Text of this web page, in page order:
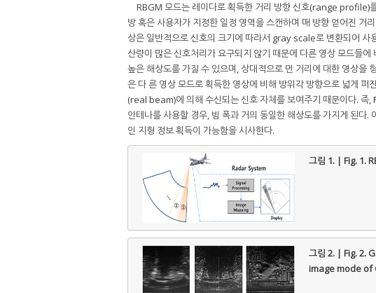
RBGM 모드는 레이다로 획득한 거리 방향 신호(range profile)
방 혹은 사용자가 지정한 일정 영역을 스캔하며 매 방향 얻어진 거
상은 일반적으로 신호의 크기에 따라서 gray scale로 변환되어 사
산량이 많은 신호처리가 요구되지 않기 때문에 다른 영상 모드들
높은 해상도를 가질 수 있으며, 상대적으로 먼 거리에 대한 영상을
은 다 른 영상 모드로 획득한 영상에 비해 방위각 방향으로 넓게
(real beam)에 의해 수신되는 신호 자체를 보여주기 때문이다. 즉
안테나를 사용할 경우, 빔 폭과 거의 동일한 해상도를 가지게 된다
인 지형 정보 획득이 가능함을 시사한다.
그림 1. | Fig. 1.
그림 2. | Fig. 2.
image mode of